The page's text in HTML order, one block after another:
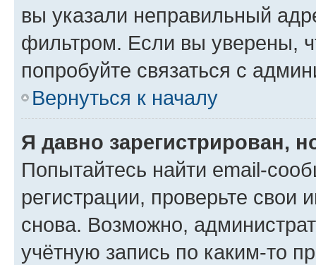
вы указали неправильный
фильтром. Если вы уверены,
попробуйте связаться с
Вернуться к началу
Я давно зарегистрирован,
Попытайтесь найти email-
регистрации, проверьте свои
снова. Возможно,
учётную запись по каким-то